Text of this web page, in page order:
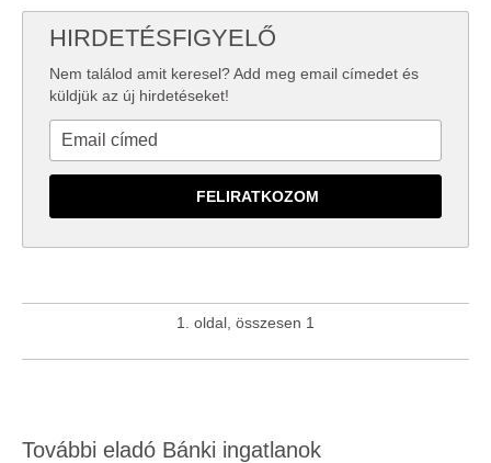
HIRDETÉSFIGYELŐ
Nem találod amit keresel? Add meg email címedet és
küldjük az új hirdetéseket!
1. oldal, összesen 1
További eladó Bánki ingatlanok